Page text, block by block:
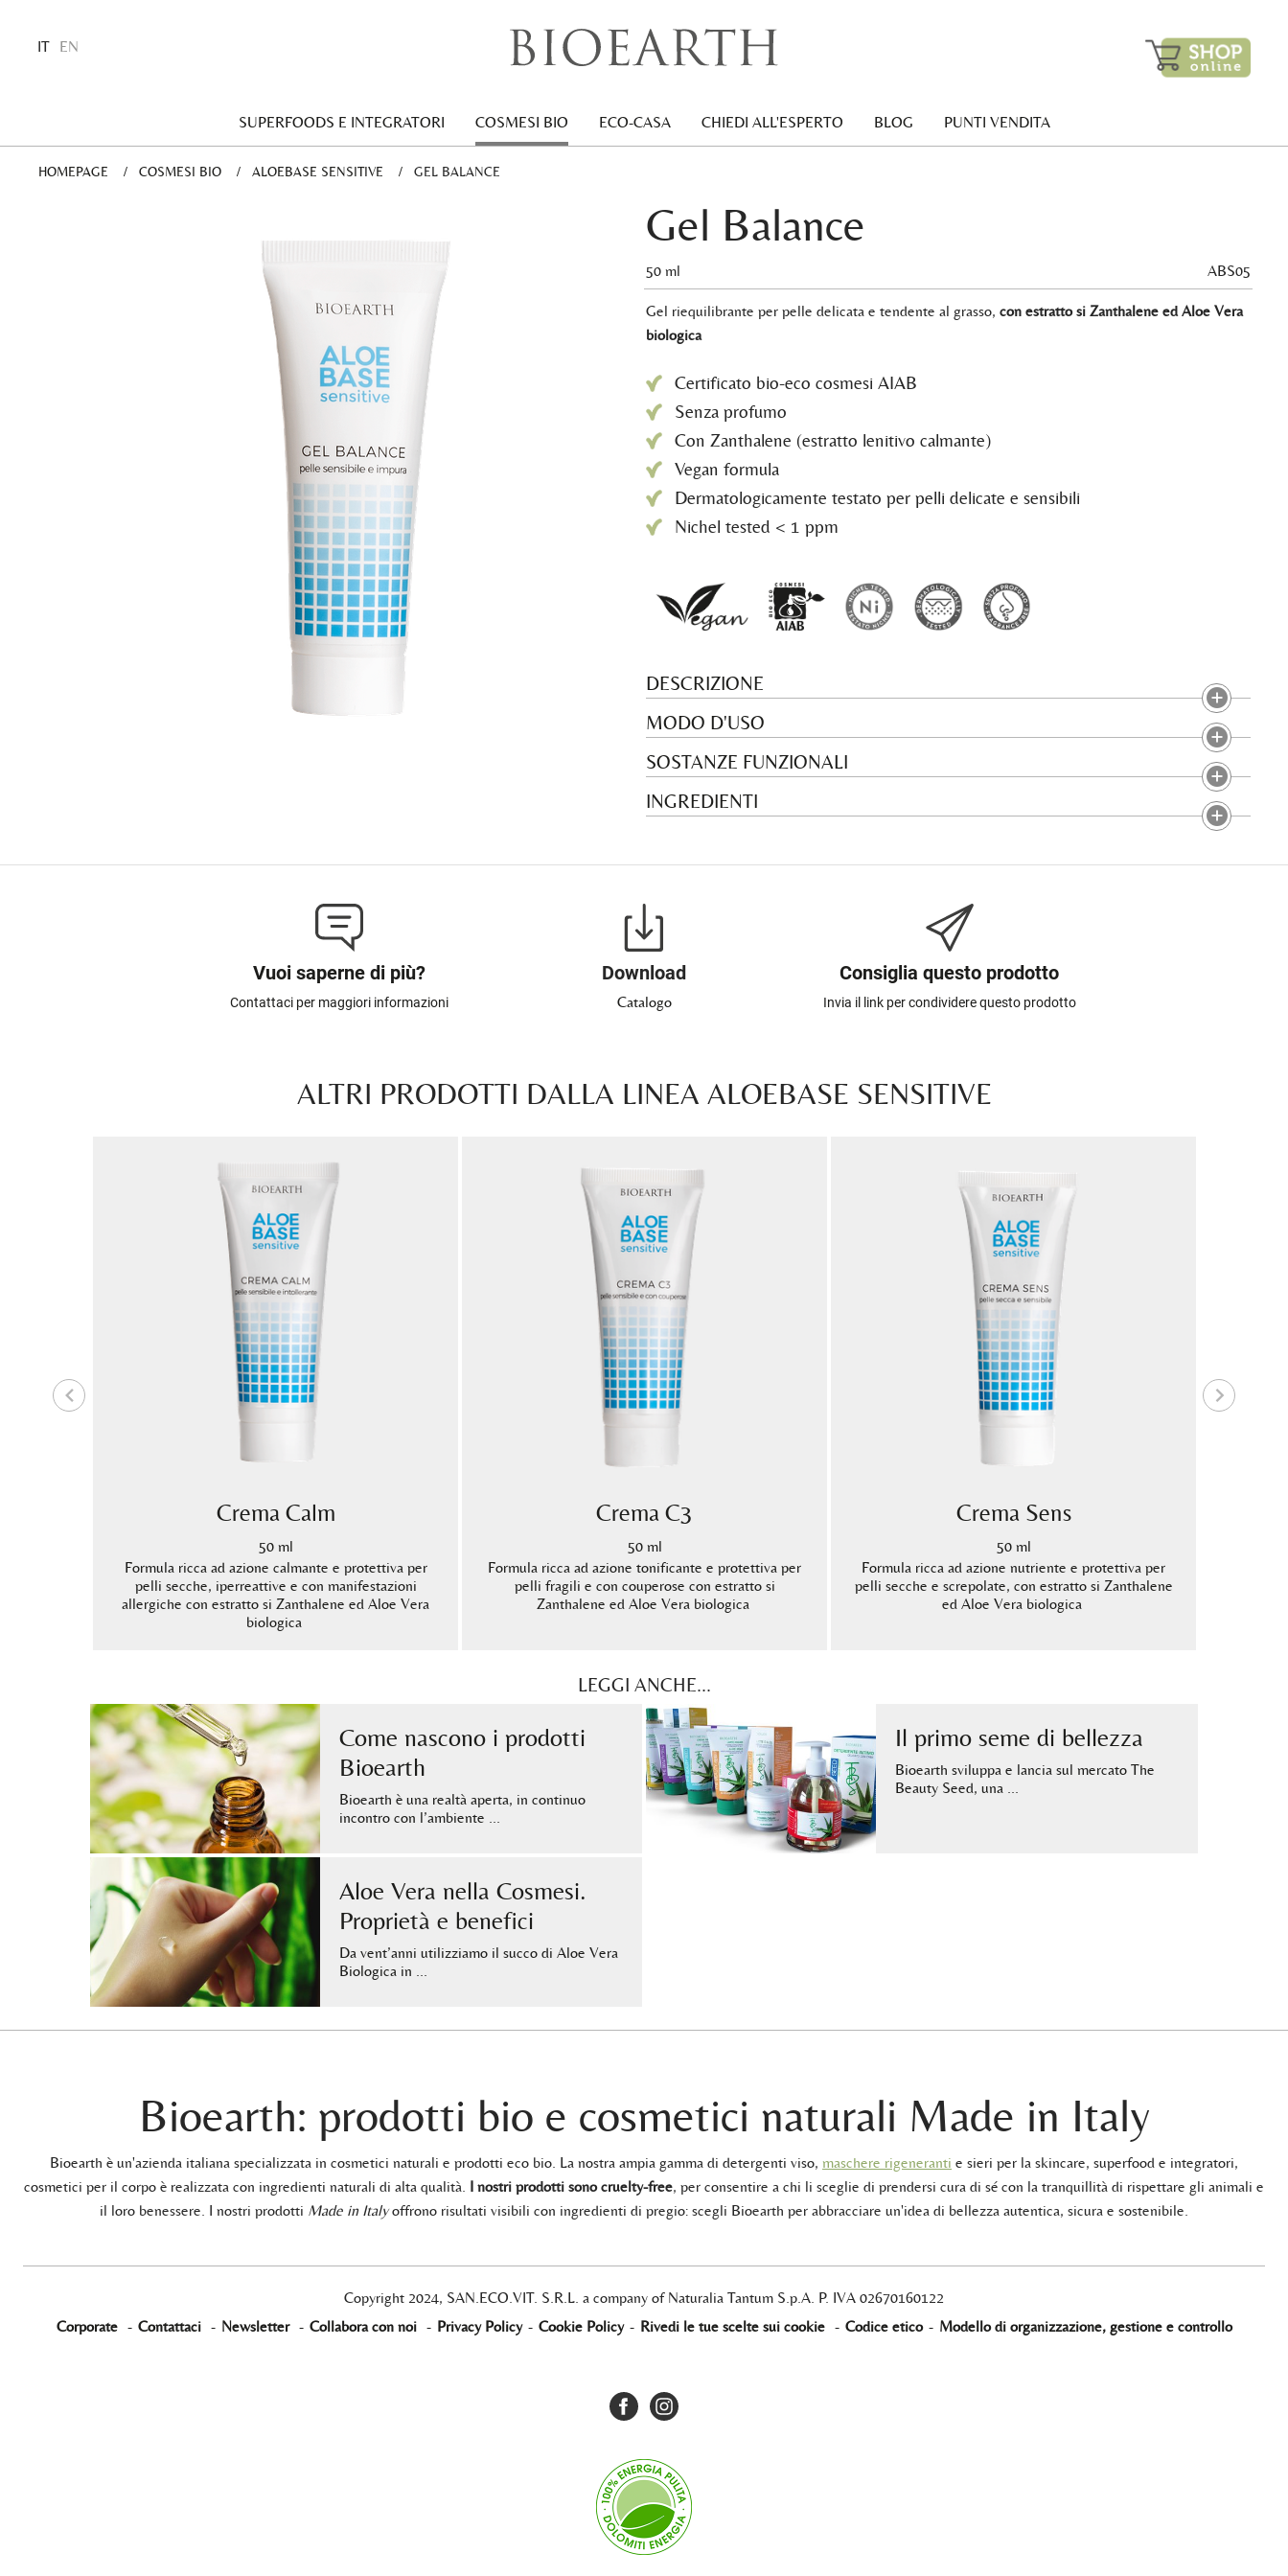
IT EN
SUPERFOODS E INTEGRATORI COSMESI BIO ECO-CASA CHIEDI ALL'ESPERTO BLOG PUNTI VENDITA
HOMEPAGE COSMESI BIO ALOEBASE SENSITIVE CURRENT:
GEL BALANCE
Gel Balance
50 ml ABS05
Gel riequilibrante per pelle delicata e tendente al grasso, con estratto si Zanthalene ed Aloe Vera
biologica
Certificato bio-eco cosmesi AIAB
Senza profumo
Con Zanthalene (estratto lenitivo calmante)
Vegan formula
Dermatologicamente testato per pelli delicate e sensibili
Nichel tested < 1 ppm
DESCRIZIONE
MODO D'USO
SOSTANZE FUNZIONALI
INGREDIENTI
Vuoi saperne di più?
Contattaci per maggiori informazioni
Download
Catalogo
Consiglia questo prodotto
Invia il link per condividere questo prodotto
ALTRI PRODOTTI DALLA LINEA ALOEBASE SENSITIVE
Crema Calm
50 ml
Formula ricca ad azione calmante e protettiva per
pelli secche, iperreattive e con manifestazioni
allergiche con estratto si Zanthalene ed Aloe Vera
biologica
Crema C3
50 ml
Formula ricca ad azione tonificante e protettiva per
pelli fragili e con couperose con estratto si
Zanthalene ed Aloe Vera biologica
Crema Sens
50 ml
Formula ricca ad azione nutriente e protettiva per
pelli secche e screpolate, con estratto si Zanthalene
ed Aloe Vera biologica
LEGGI ANCHE...
Come nascono i prodotti
Bioearth
Bioearth è una realtà aperta, in continuo
incontro con l’ambiente …
Il primo seme di bellezza
Bioearth sviluppa e lancia sul mercato The
Beauty Seed, una …
Aloe Vera nella Cosmesi.
Proprietà e benefici
Da vent’anni utilizziamo il succo di Aloe Vera
Biologica in …
Bioearth: prodotti bio e cosmetici naturali Made in Italy
Bioearth è un'azienda italiana specializzata in cosmetici naturali e prodotti eco bio. La nostra ampia gamma di detergenti viso, maschere rigeneranti e sieri per la skincare, superfood e integratori,
cosmetici per il corpo è realizzata con ingredienti naturali di alta qualità. I nostri prodotti sono cruelty-free, per consentire a chi li sceglie di prendersi cura di sé con la tranquillità di rispettare gli animali e
il loro benessere. I nostri prodotti Made in Italyoffrono risultati visibili con ingredienti di pregio: scegli Bioearth per abbracciare un'idea di bellezza autentica, sicura e sostenibile.
Copyright 2024, SAN.ECO.VIT. S.R.L. a company of Naturalia Tantum S.p.A. P. IVA 02670160122
Corporate - Contattaci - Newsletter - Collabora con noi - Privacy Policy - Cookie Policy - Rivedi le tue scelte sui cookie - Codice etico - Modello di organizzazione, gestione e controllo